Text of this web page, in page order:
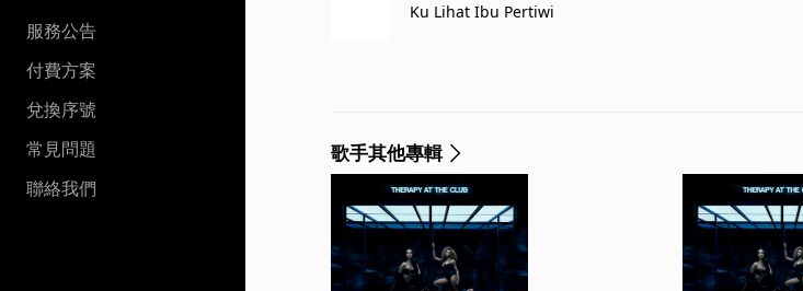
服務公告
付費方案
兌換序號
常見問題
聯絡我們
Ku Lihat Ibu Pertiwi
歌手其他專輯